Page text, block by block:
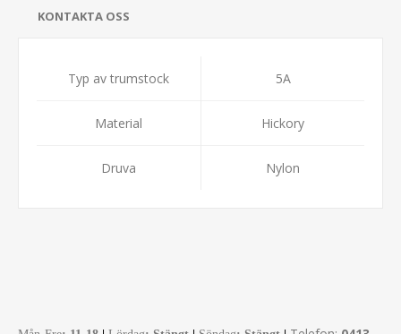
KONTAKTA OSS
Typ av trumstock 5A
Material Hickory
Druva Nylon